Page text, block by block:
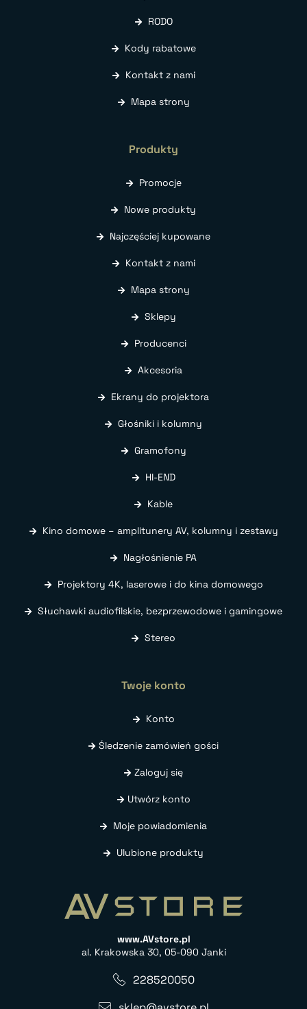
RODO
Kody rabatowe
Kontakt z nami
Mapa strony
Produkty
Promocje
Nowe produkty
Najczęściej kupowane
Kontakt z nami
Mapa strony
Sklepy
Producenci
Akcesoria
Ekrany do projektora
Głośniki i kolumny
Gramofony
HI-END
Kable
Kino domowe – amplitunery AV, kolumny i zestawy
Nagłośnienie PA
Projektory 4K, laserowe i do kina domowego
Słuchawki audiofilskie, bezprzewodowe i gamingowe
Stereo
Twoje konto
Konto
Śledzenie zamówień gości
Zaloguj się
Utwórz konto
Moje powiadomienia
Ulubione produkty
www.AVstore.pl
al. Krakowska 30, 05-090 Janki
228520050